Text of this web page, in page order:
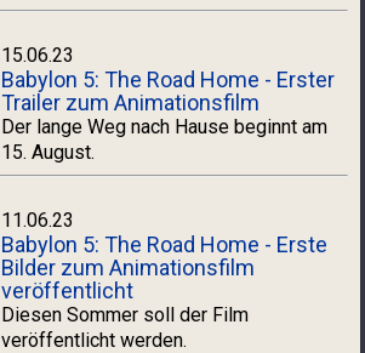
15.06.23
Babylon 5: The Road Home - Erster
Trailer zum Animationsfilm
Der lange Weg nach Hause beginnt am
15. August.
11.06.23
Babylon 5: The Road Home - Erste
Bilder zum Animationsfilm
veröffentlicht
Diesen Sommer soll der Film
veröffentlicht werden.